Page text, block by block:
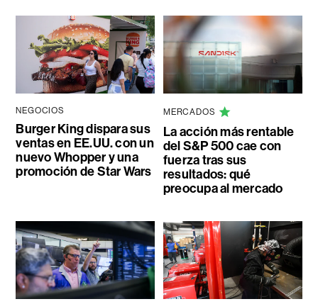
NEGOCIOS
Burger King dispara sus
ventas en EE.UU. con un
nuevo Whopper y una
promoción de Star Wars
MERCADOS
La acción más rentable
del S&P 500 cae con
fuerza tras sus
resultados: qué
preocupa al mercado